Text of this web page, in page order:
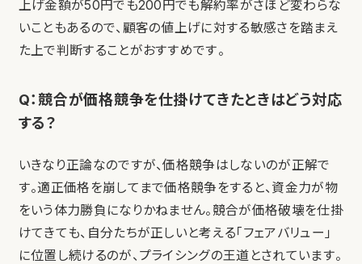
上げ金額が50円でも200円でも解約率がさほど変わらな
いこともあるので、顧客の値上げに対する敏感さを踏まえ
た上で判断することがおすすめです。
Q：競合が価格競争を仕掛けてきたときはどう対応
する？
いきなり正論なのですが、価格競争はしないのが正解で
す。適正価格を崩してまで価格競争をすると、資金力が物
をいう体力勝負になりかねません。競合が価格破壊を仕掛
けてきても、自分たちが正しいと考える「フェアバリュー」
に位置し続けるのが、プライシングの王道とされています。